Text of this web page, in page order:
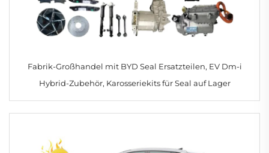
Fabrik-Großhandel mit BYD Seal Ersatzteilen, EV Dm-i
Hybrid-Zubehör, Karosseriekits für Seal auf Lager